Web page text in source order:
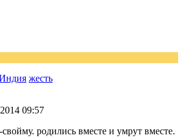
жесть
09:57
родились вместе и умрут вместе.